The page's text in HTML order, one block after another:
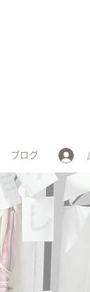
ブログ